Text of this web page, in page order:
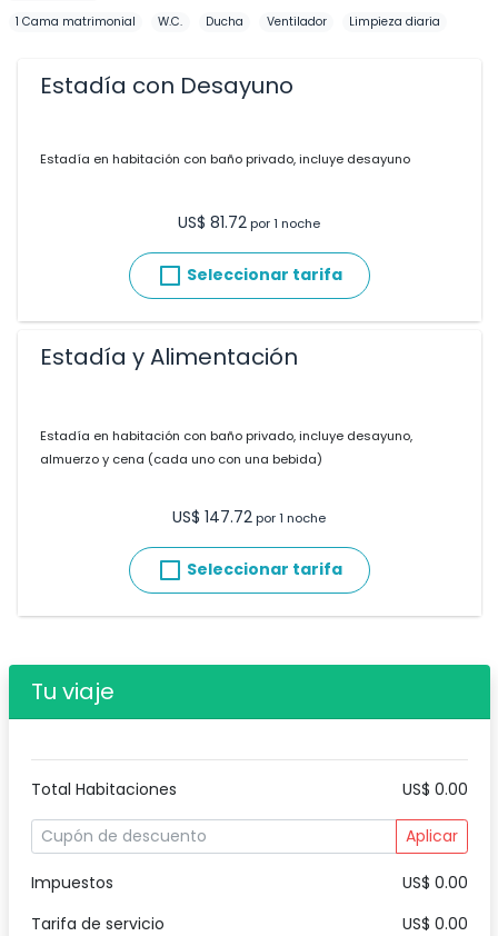
1 Cama matrimonial W.C. Ducha Ventilador Limpieza diaria
Estadía con Desayuno
Estadía en habitación con baño privado, incluye desayuno
US$ 81.72por 1 noche
Seleccionar tarifa
Estadía y Alimentación
Estadía en habitación con baño privado, incluye desayuno,
almuerzo y cena (cada uno con una bebida)
US$ 147.72por 1 noche
Seleccionar tarifa
Tu viaje
Total Habitaciones US$ 0.00
Aplicar
Impuestos
US$ 0.00
Tarifa de servicio
US$ 0.00